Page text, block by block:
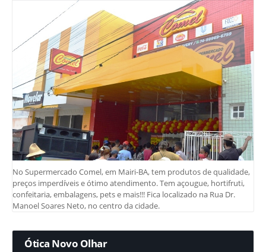
No Supermercado Comel, em Mairi-BA, tem produtos de qualidade,
preços imperdíveis e ótimo atendimento. Tem açougue, hortifruti,
confeitaria, embalagens, pets e mais!!! Fica localizado na Rua Dr.
Manoel Soares Neto, no centro da cidade.
Ótica Novo Olhar